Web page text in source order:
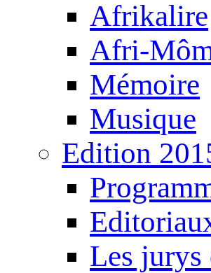
Afrikalire
Afri-
Mémoire
Musique
Edition
Les